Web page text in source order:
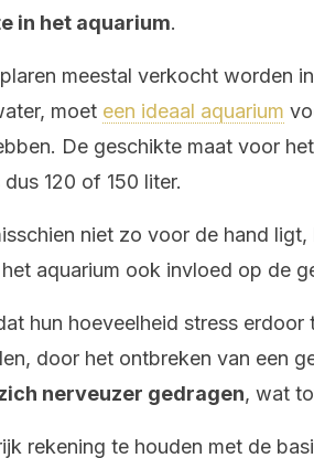
in het aquarium.
meestal verkocht worden
moet een ideaal aquarium
De geschikte maat voor
120 of 150 liter.
niet zo voor de hand
aquarium ook invloed op de
hun hoeveelheid stress
door het ontbreken van een
nerveuzer gedragen, wat
rekening te houden met de